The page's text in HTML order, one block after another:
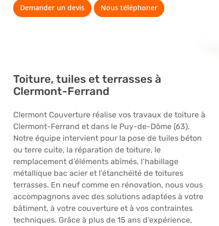
Demander un devis Nous téléphoner
Toiture, tuiles et terrasses à
Clermont-Ferrand
Clermont Couverture réalise vos travaux de toiture à
Clermont-Ferrand et dans le Puy-de-Dôme (63).
Notre équipe intervient pour la pose de tuiles béton
ou terre cuite, la réparation de toiture, le
remplacement d’éléments abîmés, l’habillage
métallique bac acier et l’étanchéité de toitures
terrasses. En neuf comme en rénovation, nous vous
accompagnons avec des solutions adaptées à votre
bâtiment, à votre couverture et à vos contraintes
techniques. Grâce à plus de 15 ans d’expérience,